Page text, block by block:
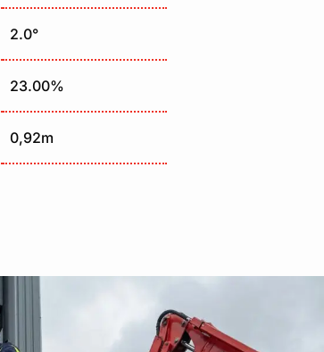
2.0°
23.00%
0,92m